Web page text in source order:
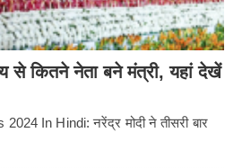
से कितने नेता बने मंत्री, यहां देखें
In Hindi: नरेंद्र मोदी ने तीसरी बार